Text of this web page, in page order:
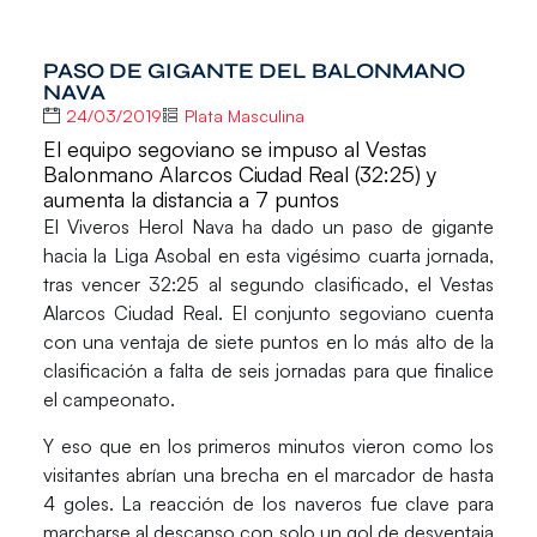
PASO DE GIGANTE DEL BALONMANO
NAVA
24/03/2019 Plata Masculina
El equipo segoviano se impuso al Vestas
Balonmano Alarcos Ciudad Real (32:25) y
aumenta la distancia a 7 puntos
El Viveros Herol Nava ha dado un paso de gigante
hacia la Liga Asobal en esta vigésimo cuarta jornada,
tras vencer 32:25 al segundo clasificado, el Vestas
Alarcos Ciudad Real. El conjunto segoviano cuenta
con una ventaja de siete puntos en lo más alto de la
clasificación a falta de seis jornadas para que finalice
el campeonato.
Y eso que en los primeros minutos vieron como los
visitantes abrían una brecha en el marcador de hasta
4 goles. La reacción de los naveros fue clave para
marcharse al descanso con solo un gol de desventaja